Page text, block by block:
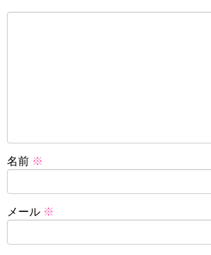
名前 ※
メール ※